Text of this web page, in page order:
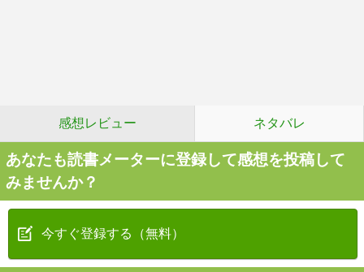
感想レビュー ネタバレ
あなたも読書メーターに登録して感想を投稿して
みませんか？
今すぐ登録する（無料）